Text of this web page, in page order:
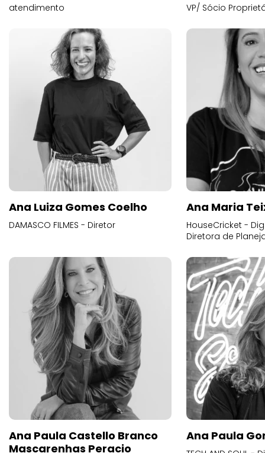
atendimento
VP/ Sócio
Ana Luiza Gomes Coelho
DAMASCO FILMES - Diretor
Ana Maria
HouseCricket -
Diretora de
Ana Paula Castello Branco
Mascarenhas Peracio
Ana Paula